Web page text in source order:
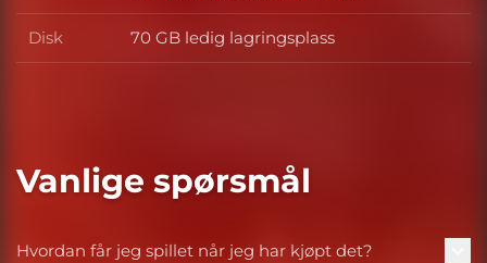
Disk Disk
70 GB ledig lagringsplass
Vanlige spørsmål
Hvordan får jeg spillet når jeg har kjøpt det?